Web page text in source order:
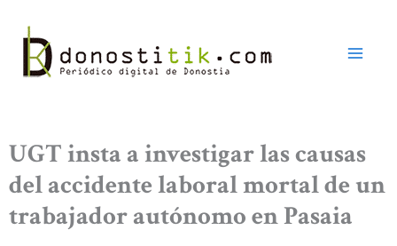
contenido
UGT insta a investigar las causas
del accidente laboral mortal de un
trabajador autónomo en Pasaia